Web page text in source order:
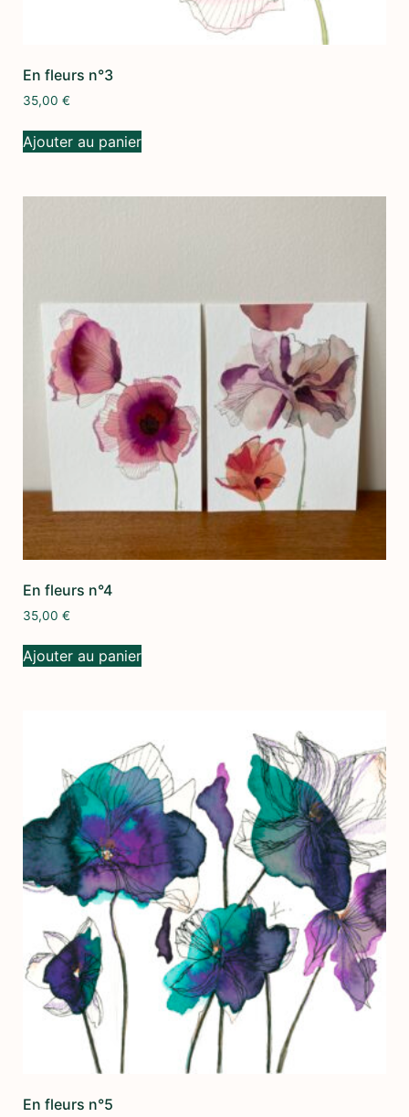
En fleurs n°3
35,00 €
Ajouter au panier
En fleurs n°4
35,00 €
Ajouter au panier
En fleurs n°5